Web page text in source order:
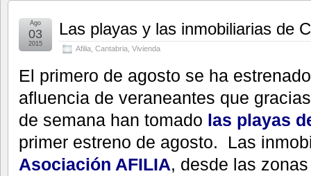
Las playas y las inmobiliarias de
Afilia Cantabria Vivienda
Ago
03
2015
El primero de agosto se ha
afluencia de veraneantes que
de semana han tomado las playas
primer estreno de agosto. Las
Asociación AFILIA, desde las